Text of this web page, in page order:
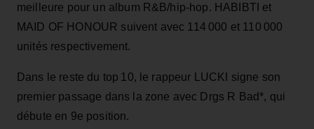
meilleure pour un album R&B/hip-hop. HABIBTI et
MAID OF HONOUR suivent avec 114 000 et 110 000
unités respectivement.
Dans le reste du top 10, le rappeur LUCKI signe son
premier passage dans la zone avec Drgs R Bad*, qui
débute en 9e position.